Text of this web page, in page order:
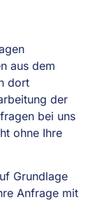
aus dem
dort
der
bei uns
ohne Ihre
Grundlage
Anfrage mit